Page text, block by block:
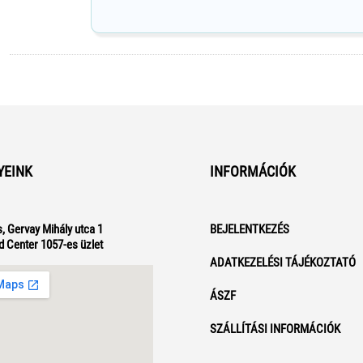
Gervay Mihály utca 1
Center 1057-es üzlet
INFORMÁCIÓK
BEJELENTKEZÉS
ADATKEZELÉSI TÁJÉKOZTATÓ
ÁSZF
SZÁLLÍTÁSI INFORMÁCIÓK